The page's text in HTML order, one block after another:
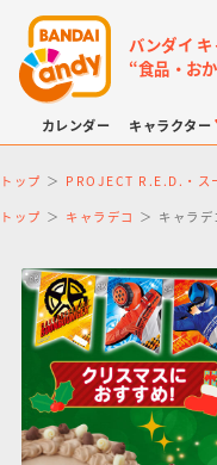
バンダイ
“食品・お
カレンダー キャラクター
LINK TRAVELERS
チョコボックス
トップ PROJECT R.E.D.・ス
トップ キャラデコ キャラ